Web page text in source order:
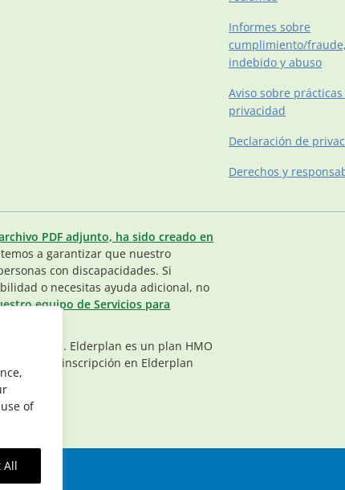
of
All
Informes sobre
cumplimiento/
indebido y abuso
Aviso sobre prácticas
privacidad
Declaración de
Derechos y
PDF adjunto, ha sido creado en
a garantizar que nuestro
con discapacidades. Si
o necesitas ayuda adicional, no
equipo de Servicios para
Elderplan es un plan HMO
La inscripción en Elderplan